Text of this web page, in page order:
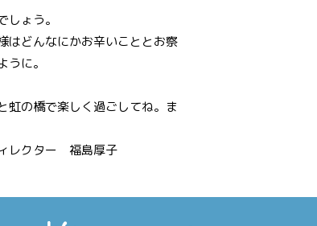
しょう。
はどんなにかお辛いこととお察
に。
の橋で楽しく過ごしてね。ま
クター 福島厚子